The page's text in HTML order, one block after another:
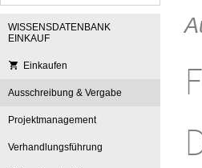
WISSENSDATENBANK
EINKAUF
Einkaufen
Ausschreibung & Vergabe
Projektmanagement
Verhandlungsführung